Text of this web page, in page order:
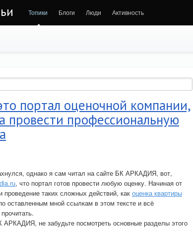
Топики Блоги Люди Активность
портал оценочной компании,
провести профессиональную
однако я сам читал на сайте БК АРКАДИЯ, вот,
, что портал готов провести любую оценку. Начиная от
и проведение таких сложных действий, как оценка квартиры
оставленным мной ссылкам в этом тексте и всё
АРКАДИЯ, не забудьте посмотреть основные разделы этого